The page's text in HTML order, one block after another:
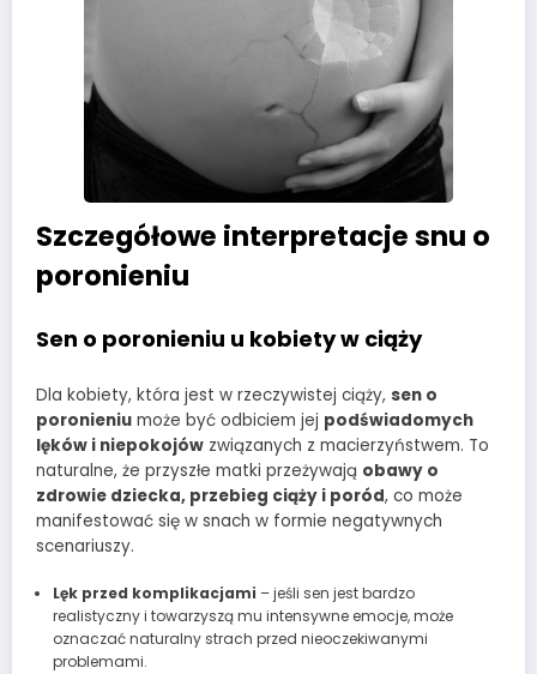
Szczegółowe interpretacje snu o
poronieniu
Sen o poronieniu u kobiety w ciąży
Dla kobiety, która jest w rzeczywistej ciąży, sen o
poronieniu może być odbiciem jej podświadomych
lęków i niepokojów związanych z macierzyństwem. To
naturalne, że przyszłe matki przeżywają obawy o
zdrowie dziecka, przebieg ciąży i poród, co może
manifestować się w snach w formie negatywnych
scenariuszy.
Lęk przed komplikacjami – jeśli sen jest bardzo
realistyczny i towarzyszą mu intensywne emocje, może
oznaczać naturalny strach przed nieoczekiwanymi
problemami.